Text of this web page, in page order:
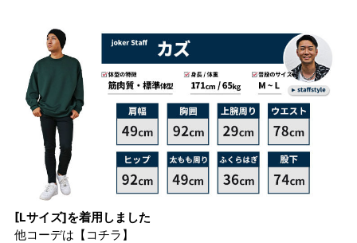
[Lサイズ]を着用しました
他コーデは 【コチラ】